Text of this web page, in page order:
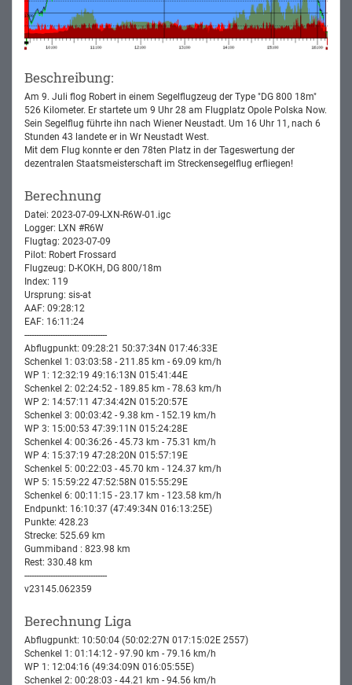
Beschreibung:
Am 9. Juli flog Robert in einem Segelflugzeug der Type "DG 800 18m"
526 Kilometer. Er startete um 9 Uhr 28 am Flugplatz Opole Polska Now.
Sein Segelflug führte ihn nach Wiener Neustadt. Um 16 Uhr 11, nach 6
Stunden 43 landete er in Wr Neustadt West.
Mit dem Flug konnte er den 78ten Platz in der Tageswertung der
dezentralen Staatsmeisterschaft im Streckensegelflug erfliegen!
Berechnung
Datei: 2023-07-09-LXN-R6W-01.igc
Logger: LXN #R6W
Flugtag: 2023-07-09
Pilot: Robert Frossard
Flugzeug: D-KOKH, DG 800/18m
Index: 119
Ursprung: sis-at
AAF: 09:28:12
EAF: 16:11:24
-----------------------------------
Abflugpunkt: 09:28:21 50:37:34N 017:46:33E
Schenkel 1: 03:03:58 - 211.85 km - 69.09 km/h
WP 1: 12:32:19 49:16:13N 015:41:44E
Schenkel 2: 02:24:52 - 189.85 km - 78.63 km/h
WP 2: 14:57:11 47:34:42N 015:20:57E
Schenkel 3: 00:03:42 - 9.38 km - 152.19 km/h
WP 3: 15:00:53 47:39:11N 015:24:28E
Schenkel 4: 00:36:26 - 45.73 km - 75.31 km/h
WP 4: 15:37:19 47:28:20N 015:57:19E
Schenkel 5: 00:22:03 - 45.70 km - 124.37 km/h
WP 5: 15:59:22 47:52:58N 015:55:29E
Schenkel 6: 00:11:15 - 23.17 km - 123.58 km/h
Endpunkt: 16:10:37 (47:49:34N 016:13:25E)
Punkte: 428.23
Strecke: 525.69 km
Gummiband : 823.98 km
Rest: 330.48 km
-----------------------------------
v23145.062359
Berechnung Liga
Abflugpunkt: 10:50:04 (50:02:27N 017:15:02E 2557)
Schenkel 1: 01:14:12 - 97.90 km - 79.16 km/h
WP 1: 12:04:16 (49:34:09N 016:05:55E)
Schenkel 2: 00:28:03 - 44.21 km - 94.56 km/h